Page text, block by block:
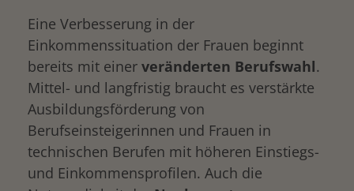
Eine Verbesserung in der
Einkommenssituation der Frauen beginnt
bereits mit einer veränderten Berufswahl.
Mittel- und langfristig braucht es verstärkte
Ausbildungsförderung von
Berufseinsteigerinnen und Frauen in
technischen Berufen mit höheren Einstiegs-
und Einkommensprofilen. Auch die